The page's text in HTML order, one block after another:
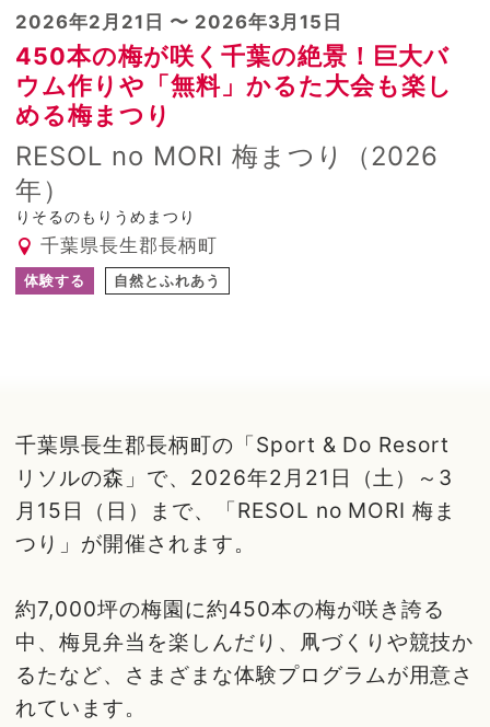
2026年2月21日 〜 2026年3月15日
450本の梅が咲く千葉の絶景！巨大バ
ウム作りや「無料」かるた大会も楽し
める梅まつり
RESOL no MORI 梅まつり（2026
年）
りそるのもりうめまつり
千葉県長生郡長柄町
体験する 自然とふれあう
千葉県長生郡長柄町の「Sport & Do Resort
リソルの森」で、2026年2月21日（土）～3
月15日（日）まで、「RESOL no MORI 梅ま
つり」が開催されます。
約7,000坪の梅園に約450本の梅が咲き誇る
中、梅見弁当を楽しんだり、凧づくりや競技か
るたなど、さまざまな体験プログラムが用意さ
れています。